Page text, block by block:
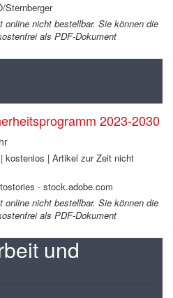
Sternberger
online nicht bestellbar. Sie können die
als PDF-Dokument
2023-2030
kostenlos | Artikel zur Zeit nicht
- stock.adobe.com
online nicht bestellbar. Sie können die
als PDF-Dokument
und